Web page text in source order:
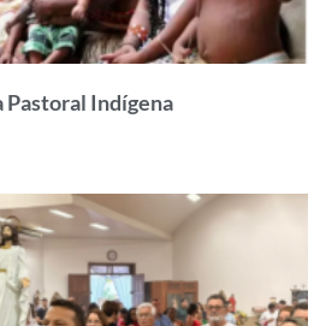
Pastoral Indígena